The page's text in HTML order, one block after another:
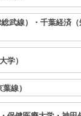
武線）・千葉経済（
学）
線）